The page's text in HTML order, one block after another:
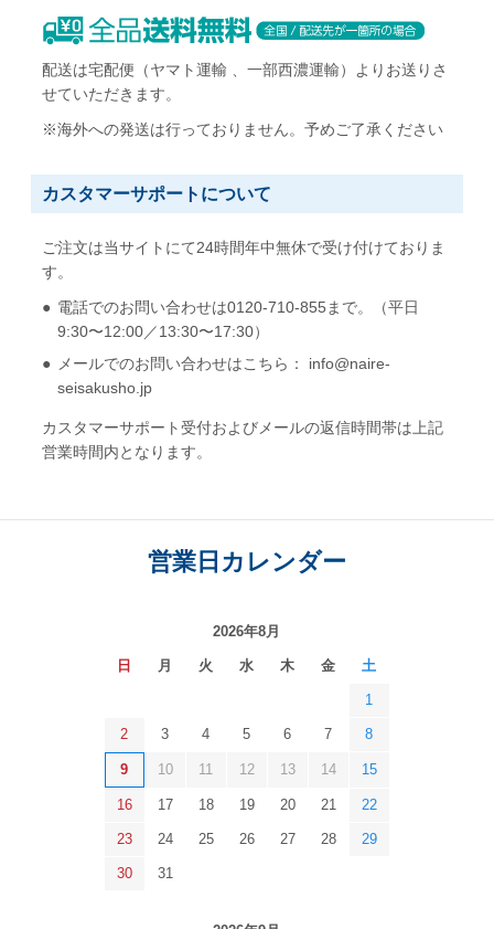
配送は宅配便（ヤマト運輸 、一部西濃運輸）よりお送りさ
せていただきます。
※海外への発送は行っておりません。予めご了承ください
カスタマーサポートについて
ご注文は当サイトにて24時間年中無休で受け付けておりま
す。
電話でのお問い合わせは0120-710-855まで。（平日
9:30〜12:00／13:30〜17:30）
メールでのお問い合わせはこちら： info@naire-
seisakusho.jp
カスタマーサポート受付およびメールの返信時間帯は上記
営業時間内となります。
営業日カレンダー
2026年8月
日 月 火 水 木 金 土
1
2 3 4 5 6 7 8
9 10 11 12 13 14 15
16 17 18 19 20 21 22
23 24 25 26 27 28 29
30 31